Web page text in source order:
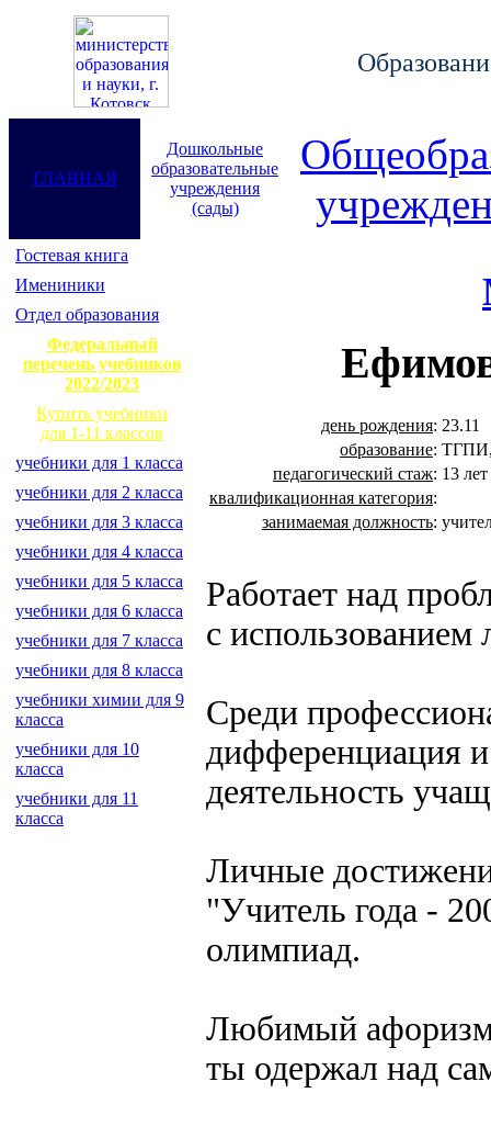
ГЛАВНАЯ
Дошкольные
образовательные
учреждения
(сады)
Гостевая книга
Имениники
Отдел образования
Федеральный
перечень учебников
2022/2023
Купить учебники
для 1-11 классов
учебники для 1 класса
учебники для 2 класса
учебники для 3 класса
учебники для 4 класса
учебники для 5 класса
учебники для 6 класса
учебники для 7 класса
учебники для 8 класса
учебники химии для 9
класса
учебники для 10
класса
учебники для 11
класса
день рождения: 23.11
образование:
педагогический стаж: 13 лет
квалификационная категория:
занимаемая должность:
Работает над
с использованием
Среди
дифференциация
деятельность
Личные
"Учитель года -
олимпиад.
Любимый
ты одержал над